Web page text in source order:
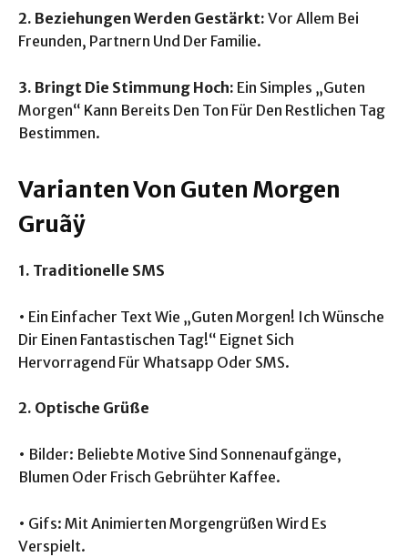
2. Beziehungen Werden Gestärkt: Vor Allem Bei
Freunden, Partnern Und Der Familie.
3. Bringt Die Stimmung Hoch: Ein Simples „Guten
Morgen“ Kann Bereits Den Ton Für Den Restlichen Tag
Bestimmen.
Varianten Von Guten Morgen
Gruãÿ
1. Traditionelle SMS
• Ein Einfacher Text Wie „Guten Morgen! Ich Wünsche
Dir Einen Fantastischen Tag!“ Eignet Sich
Hervorragend Für Whatsapp Oder SMS.
2. Optische Grüße
• Bilder: Beliebte Motive Sind Sonnenaufgänge,
Blumen Oder Frisch Gebrühter Kaffee.
• Gifs: Mit Animierten Morgengrüßen Wird Es
Verspielt.